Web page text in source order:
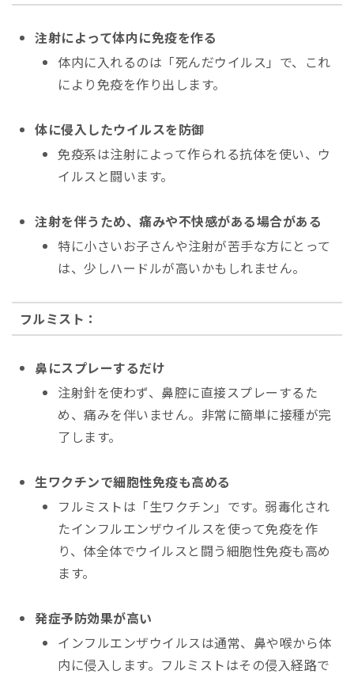
注射によって体内に免疫を作る
体内に入れるのは「死んだウイルス」で、これ
により免疫を作り出します。
体に侵入したウイルスを防御
免疫系は注射によって作られる抗体を使い、ウ
イルスと闘います。
注射を伴うため、痛みや不快感がある場合がある
特に小さいお子さんや注射が苦手な方にとって
は、少しハードルが高いかもしれません。
フルミスト：
鼻にスプレーするだけ
注射針を使わず、鼻腔に直接スプレーするた
め、痛みを伴いません。非常に簡単に接種が完
了します。
生ワクチンで細胞性免疫も高める
フルミストは「生ワクチン」です。弱毒化され
たインフルエンザウイルスを使って免疫を作
り、体全体でウイルスと闘う細胞性免疫も高め
ます。
発症予防効果が高い
インフルエンザウイルスは通常、鼻や喉から体
内に侵入します。フルミストはその侵入経路で